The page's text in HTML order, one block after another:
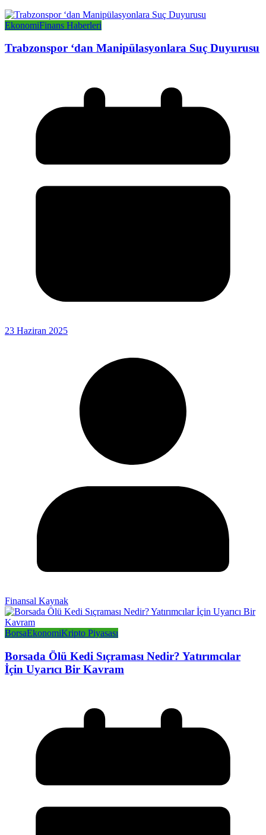
EkonomiFinans Haberleri
Trabzonspor ‘dan Manipülasyonlara Suç Duyurusu
23 Haziran 2025
Finansal Kaynak
BorsaEkonomiKripto Piyasası
Borsada Ölü Kedi Sıçraması Nedir? Yatırımcılar
İçin Uyarıcı Bir Kavram